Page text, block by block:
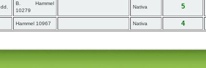
B. Hammel
10279
Nativa 5
Hammel 10967 Nativa 4